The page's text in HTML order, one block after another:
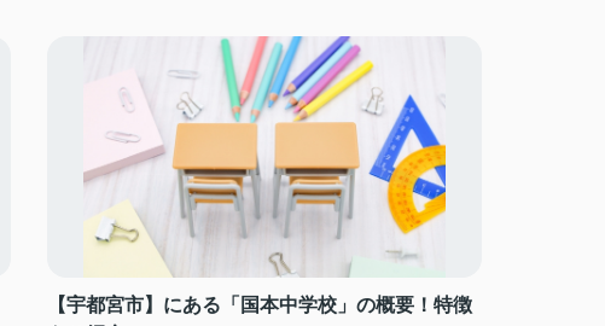
【宇都宮市】にある「国本中学校」の概要！特徴